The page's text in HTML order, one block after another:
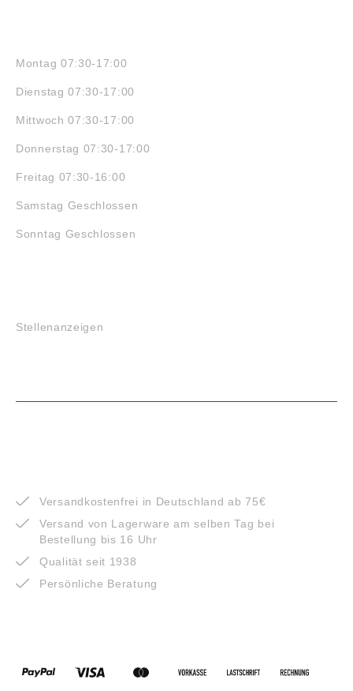
Montag 07:30-17:00
Dienstag 07:30-17:00
Mittwoch 07:30-17:00
Donnerstag 07:30-17:00
Freitag 07:30-16:00
Samstag Geschlossen
Sonntag Geschlossen
Stellenanzeigen
Versandkostenfrei in Deutschland ab 75€
Versand von Lagerware am selben Tag bei
Bestellung bis 16 Uhr
Qualität seit 1938
Persönliche Beratung